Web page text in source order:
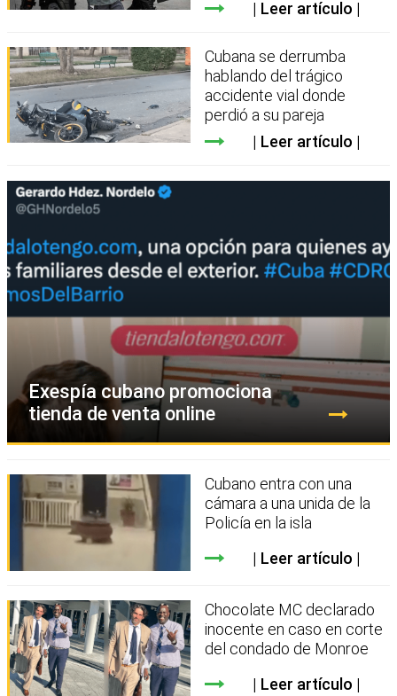
Leer artículo
Cubana se derrumba
hablando del trágico
accidente vial donde
perdió a su pareja
Leer artículo
Exespía cubano promociona
tienda de venta online
Cubano entra con una
cámara a una unida de la
Policía en la isla
Leer artículo
Chocolate MC declarado
inocente en caso en corte
del condado de Monroe
Leer artículo